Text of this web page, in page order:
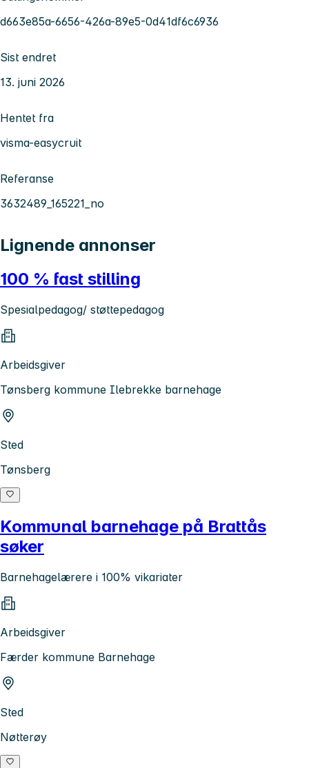
d663e85a-6656-426a-89e5-0d41df6c6936
Sist endret
13. juni 2026
Hentet fra
visma-easycruit
Referanse
3632489_165221_no
Lignende annonser
100 % fast stilling
Spesialpedagog/ støttepedagog
Arbeidsgiver
Tønsberg kommune Ilebrekke barnehage
Sted
Tønsberg
Kommunal barnehage på Brattås
søker
Barnehagelærere i 100% vikariater
Arbeidsgiver
Færder kommune Barnehage
Sted
Nøtterøy